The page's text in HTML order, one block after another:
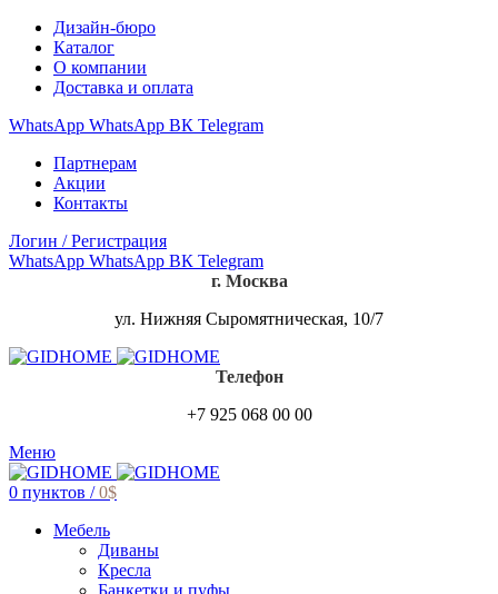
Дизайн-бюро
Каталог
О компании
Доставка и оплата
WhatsApp WhatsApp ВК Telegram
Партнерам
Акции
Контакты
Логин / Регистрация
WhatsApp WhatsApp ВК Telegram
г. Москва
ул. Нижняя Сыромятническая, 10/7
Телефон
+7 925 068 00 00
Меню
0 пунктов / 0$
Мебель
Диваны
Кресла
Банкетки и пуфы